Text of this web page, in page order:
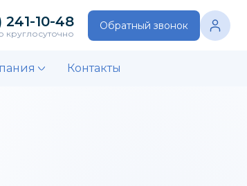
241-10-48
круглосуточно
Обратный звонок
Контакты